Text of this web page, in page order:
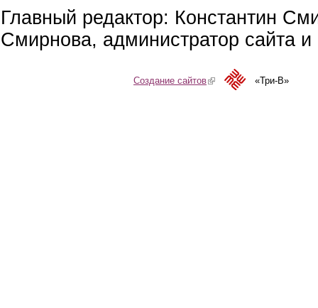
Главный редактор: Константин
Смирнова, администратор сайта
Создание сайтов(link is external)«Три-В»